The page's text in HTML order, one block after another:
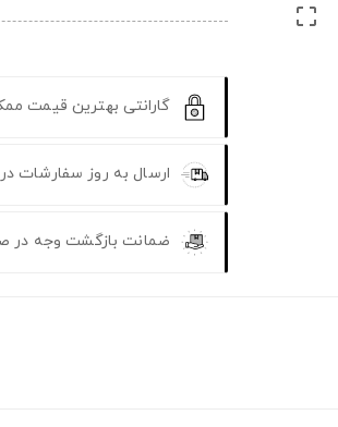

گارانتی بهترین قیمت
ارسال به روز سفارشات
ضمانت بازگشت وجه در